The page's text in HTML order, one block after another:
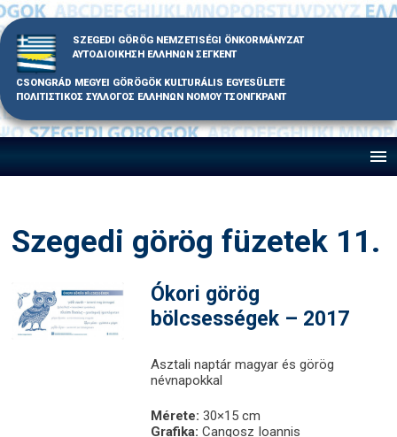
Skip
to
content
SZEGEDI GÖRÖG NEMZETISÉGI ÖNKORMÁNYZAT
ΑΥΤΟΔΙΟΙΚΗΣΗ ΕΛΛΗΝΩΝ ΣΕΓΚΕΝΤ
CSONGRÁD MEGYEI GÖRÖGÖK KULTURÁLIS EGYESÜLETE
ΠΟΛΙΤΙΣΤΙΚΟΣ ΣΥΛΛΟΓΟΣ ΕΛΛΗΝΩΝ ΝΟΜΟΥ ΤΣΟΝΓΚΡΑΝΤ
Szegedi görög füzetek 11.
Ókori görög
bölcsességek – 2017
Asztali naptár magyar és görög
névnapokkal
Mérete: 30×15 cm
Grafika: Cangosz Ioannis